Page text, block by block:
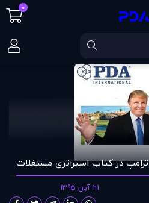
شدن دونالد ترامپ در کتاب استراتژی
ترامپ در کتاب استراتژی مستغلات
21 آبان 1395
0